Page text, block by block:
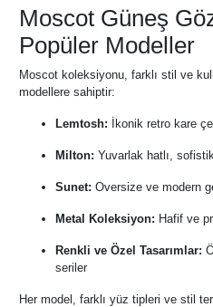
Moscot Güneş
Popüler Modeller
Moscot koleksiyonu, farklı stil ve
modellere sahiptir:
Lemtosh: İkonik retro kare
Milton: Yuvarlak hatlı,
Sunet: Oversize ve modern
Metal Koleksiyon: Hafif ve
Renkli ve Özel Tasarımlar:
seriler
Her model, farklı yüz tipleri ve stil